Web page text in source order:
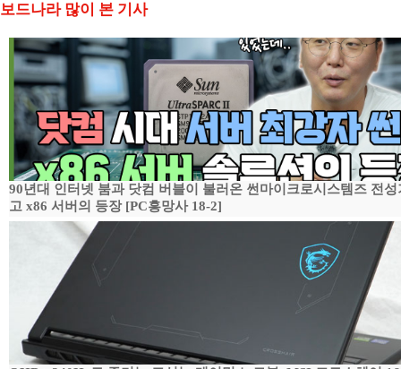
보드나라 많이 본 기사
90년대 인터넷 붐과 닷컴 버블이 불러온 썬마이크로시스템즈 전성
고 x86 서버의 등장 [PC흥망사 18-2]